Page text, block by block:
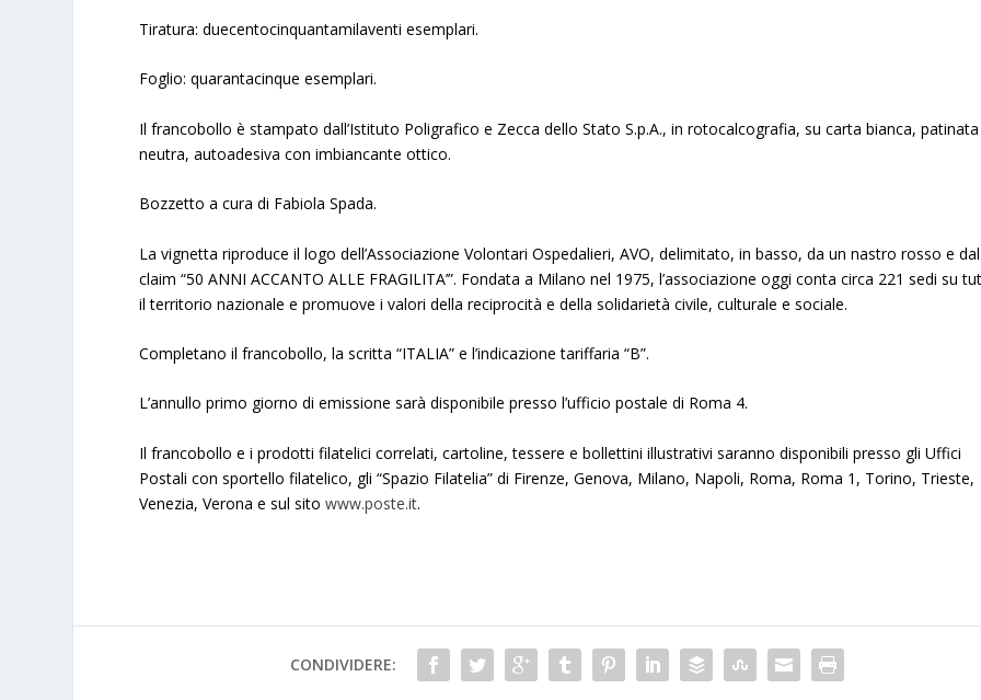
Tiratura: duecentocinquantamilaventi esemplari.
Foglio: quarantacinque esemplari.
Il francobollo è stampato dall’Istituto Poligrafico e Zecca dello Stato S.p.A., in rotocalcografia, su carta bianca, patinata
neutra, autoadesiva con imbiancante ottico.
Bozzetto a cura di Fabiola Spada.
La vignetta riproduce il logo dell’Associazione Volontari Ospedalieri, AVO, delimitato, in basso, da un nastro rosso e dal
claim “50 ANNI ACCANTO ALLE FRAGILITA’”. Fondata a Milano nel 1975, l’associazione oggi conta circa 221 sedi su
il territorio nazionale e promuove i valori della reciprocità e della solidarietà civile, culturale e sociale.
Completano il francobollo, la scritta “ITALIA” e l’indicazione tariffaria “B”.
L’annullo primo giorno di emissione sarà disponibile presso l’ufficio postale di Roma 4.
Il francobollo e i prodotti filatelici correlati, cartoline, tessere e bollettini illustrativi saranno disponibili presso gli Uffici
Postali con sportello filatelico, gli “Spazio Filatelia” di Firenze, Genova, Milano, Napoli, Roma, Roma 1, Torino, Trieste,
Venezia, Verona e sul sitowww.poste.it.
CONDIVIDERE: